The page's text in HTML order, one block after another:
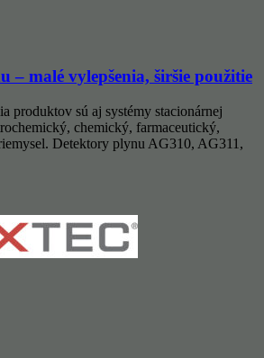
– malé vylepšenia, širšie použitie
produktov sú aj systémy stacionárnej
chemický, farmaceutický,
Detektory plynu AG310, AG311,